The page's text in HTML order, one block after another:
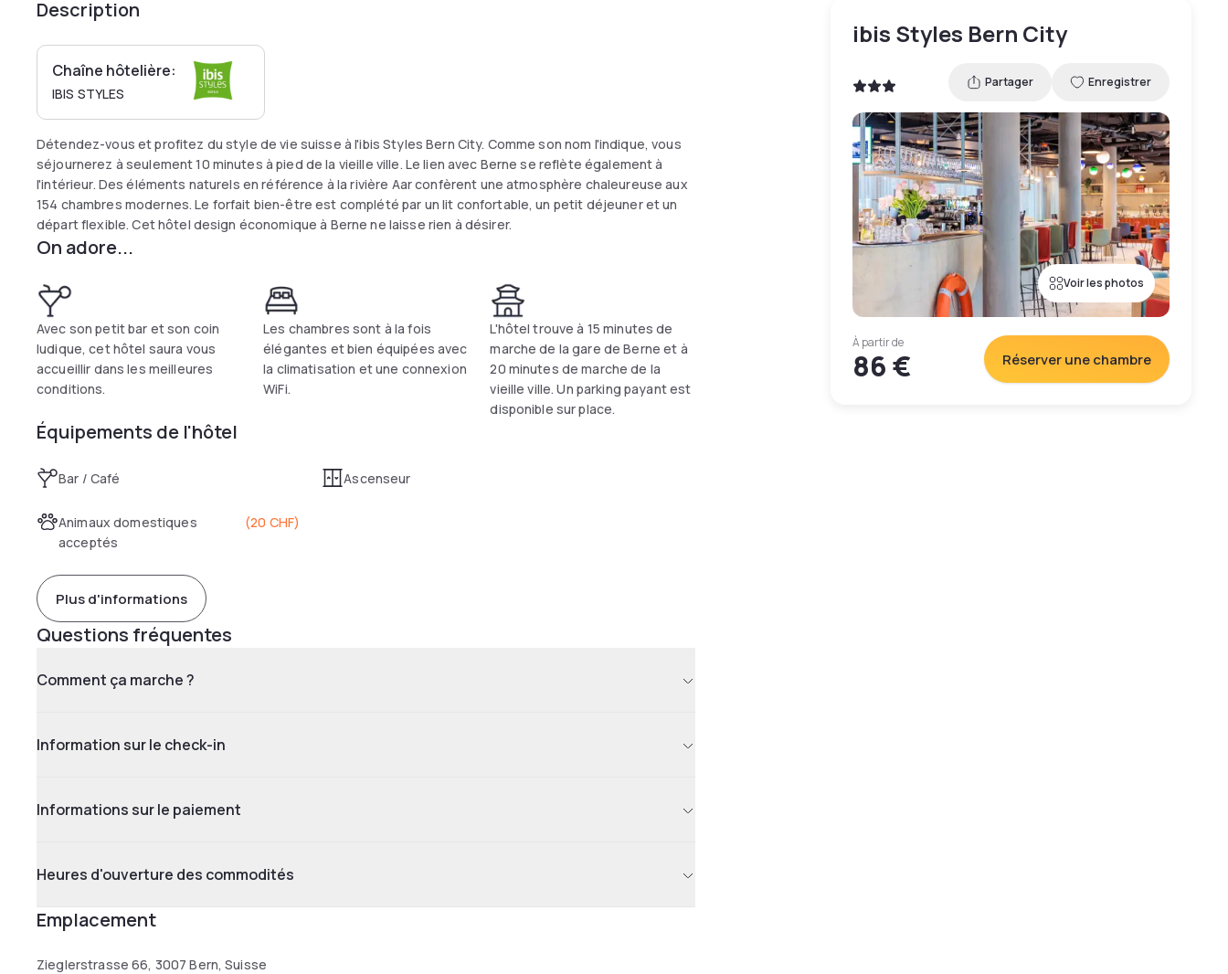
Description
Chaîne hôtelière:
IBIS STYLES
Détendez-vous et profitez du style de vie suisse à l'ibis Styles Bern City. Comme son nom l'indique, vous
séjournerez à seulement 10 minutes à pied de la vieille ville. Le lien avec Berne se reflète également à
l'intérieur. Des éléments naturels en référence à la rivière Aar confèrent une atmosphère chaleureuse aux
154 chambres modernes. Le forfait bien-être est complété par un lit confortable, un petit déjeuner et un
départ flexible. Cet hôtel design économique à Berne ne laisse rien à désirer.
On adore...
Avec son petit bar et son coin
ludique, cet hôtel saura vous
accueillir dans les meilleures
conditions.
Les chambres sont à la fois
élégantes et bien équipées avec
la climatisation et une connexion
WiFi.
L'hôtel trouve à 15 minutes de
marche de la gare de Berne et à
20 minutes de marche de la
vieille ville. Un parking payant est
disponible sur place.
Équipements de l'hôtel
Bar / Café Ascenseur
Animaux domestiques
acceptés
(20 CHF)
Plus d'informations
Questions fréquentes
Comment ça marche ?
Information sur le check-in
Informations sur le paiement
Heures d'ouverture des commodités
Emplacement
Zieglerstrasse 66, 3007 Bern, Suisse
ibis Styles Bern City
Partager Enregistrer
Voir les photos
À partir de
86 € Réserver une chambre